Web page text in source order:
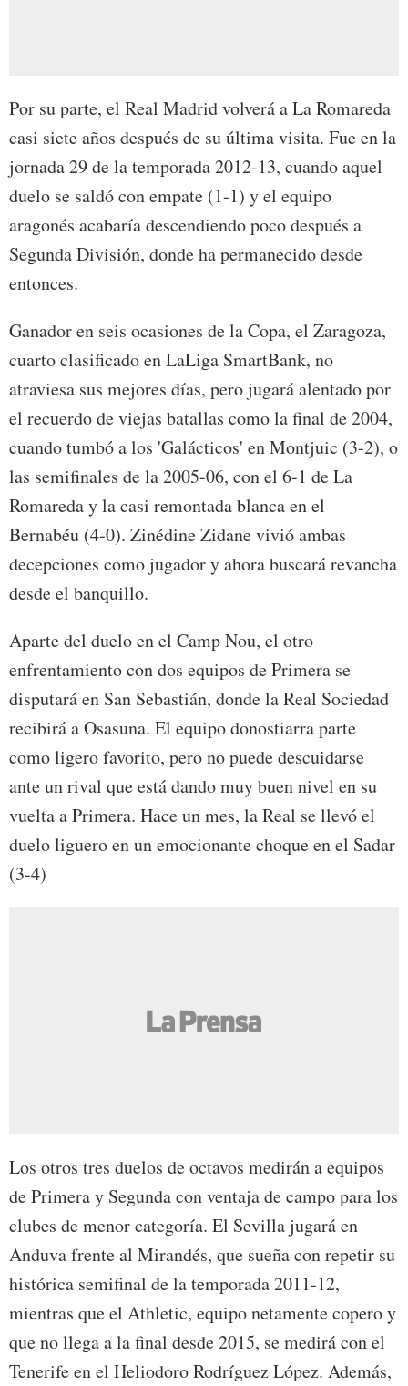
Por su parte, el Real Madrid volverá a La Romareda
casi siete años después de su última visita. Fue en la
jornada 29 de la temporada 2012-13, cuando aquel
duelo se saldó con empate (1-1) y el equipo
aragonés acabaría descendiendo poco después a
Segunda División, donde ha permanecido desde
entonces.
Ganador en seis ocasiones de la Copa, el Zaragoza,
cuarto clasificado en LaLiga SmartBank, no
atraviesa sus mejores días, pero jugará alentado por
el recuerdo de viejas batallas como la final de 2004,
cuando tumbó a los 'Galácticos' en Montjuic (3-2), o
las semifinales de la 2005-06, con el 6-1 de La
Romareda y la casi remontada blanca en el
Bernabéu (4-0). Zinédine Zidane vivió ambas
decepciones como jugador y ahora buscará revancha
desde el banquillo.
Aparte del duelo en el Camp Nou, el otro
enfrentamiento con dos equipos de Primera se
disputará en San Sebastián, donde la Real Sociedad
recibirá a Osasuna. El equipo donostiarra parte
como ligero favorito, pero no puede descuidarse
ante un rival que está dando muy buen nivel en su
vuelta a Primera. Hace un mes, la Real se llevó el
duelo liguero en un emocionante choque en el Sadar
(3-4)
Los otros tres duelos de octavos medirán a equipos
de Primera y Segunda con ventaja de campo para los
clubes de menor categoría. El Sevilla jugará en
Anduva frente al Mirandés, que sueña con repetir su
histórica semifinal de la temporada 2011-12,
mientras que el Athletic, equipo netamente copero y
que no llega a la final desde 2015, se medirá con el
Tenerife en el Heliodoro Rodríguez López. Además,